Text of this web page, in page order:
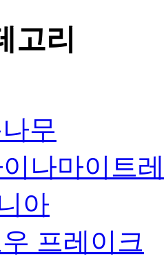
고리
무
나마이트
아
프레이크